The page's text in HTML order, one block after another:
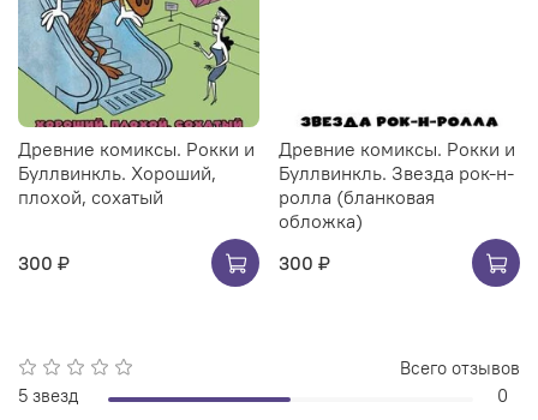
Древние комиксы. Рокки и
Буллвинкль. Хороший,
плохой, сохатый
300 ₽
Древние комиксы. Рокки и
Буллвинкль. Звезда рок-н-
ролла (бланковая
обложка)
300 ₽
Всего отзывов
5 звезд
0